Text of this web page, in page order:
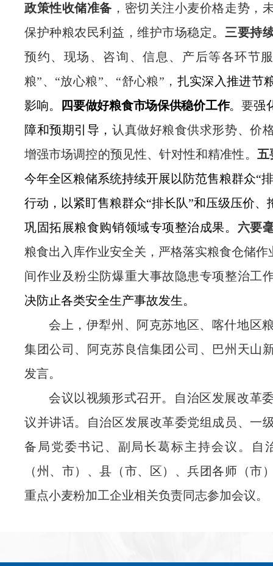
政策性收储准备 ， 密切关注小麦价格走势，
保护种粮农民利益，维护市场稳定。 三要持
预约、现场、咨询、信息、产后等各环节
粮”、 “放心粮”、 “舒心粮” ， 扎实深入推进节
影响。 四要做好粮食市场保供稳价工作。要强
障和预期引导 ， 认真做好粮食供求形势、价
增强市场调控的预见性、针对性和精准性。 五
今年全区粮储系统持续开展以防范售粮群众“
行动，以紧盯售粮群众“排长队”和压级压价、
巩固拓展粮食购销领域专项整治成果。 六要
粮食出入库作业安全关 ， 严格落实粮食仓储作
间作业及粉尘防爆重大事故隐患专项整治工
决防止各类安全生产事故发生。
会上，伊犁州、 阿克苏地区、 喀什地区
集团公司、 阿克苏良信集团公司、 巴州天山
发言。
会议以视频形式召开。 自治区发展改革
议并讲话。自治区发展改革委党组成员 、一
备局党委书记、副局长葛标主持会议。自
（州、市）、县（市、
区） 、兵团各师（市
重点小麦粉加工企业相关负责同志参加会议。